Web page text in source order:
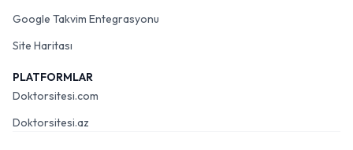
Google Takvim Entegrasyonu
Site Haritası
PLATFORMLAR
Doktorsitesi.com
Doktorsitesi.az